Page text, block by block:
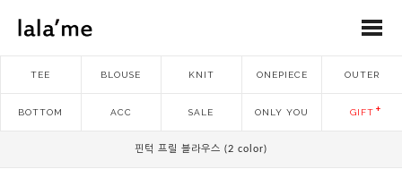
TEE BLOUSE KNIT ONEPIECE OUTER
BOTTOM ACC SALE ONLY YOU GIFT
핀턱 프릴 블라우스 (2 color)